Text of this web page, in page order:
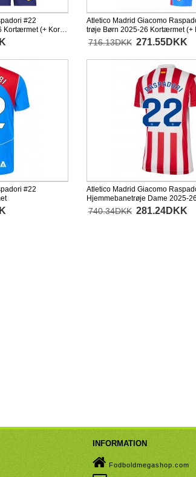
#22
Kortærmet (+ Korte
Atletico Madrid Giacomo
trøje Børn 2025-26 Kortærmet (+
716.13DKK 271.55DKK
#22
Atletico Madrid Giacomo
Hjemmebanetrøje Dame 2025-
740.34DKK 281.24DKK
INFORMATION
Fodboldmegashop.com